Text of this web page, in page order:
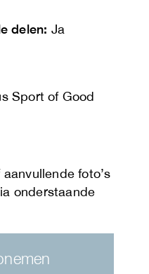
delen: Ja
Sport of Good